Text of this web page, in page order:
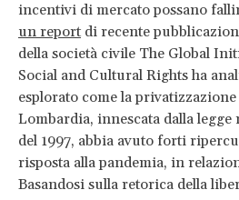
incentivi di mercato possano
un report di recente
della società civile The Global
Social and Cultural Rights ha
esplorato come la
Lombardia, innescata dalla
del 1997, abbia avuto forti
risposta alla pandemia, in
Basandosi sulla retorica della